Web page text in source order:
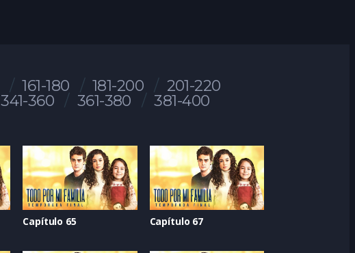
161-180 181-200
201-220
341-360 361-380
381-400
Capítulo 65 Capítulo 67